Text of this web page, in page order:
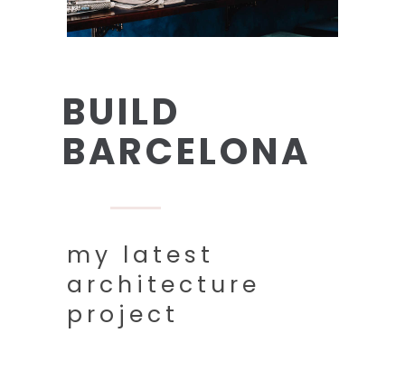
BUILD
BARCELONA
my latest
architecture
project